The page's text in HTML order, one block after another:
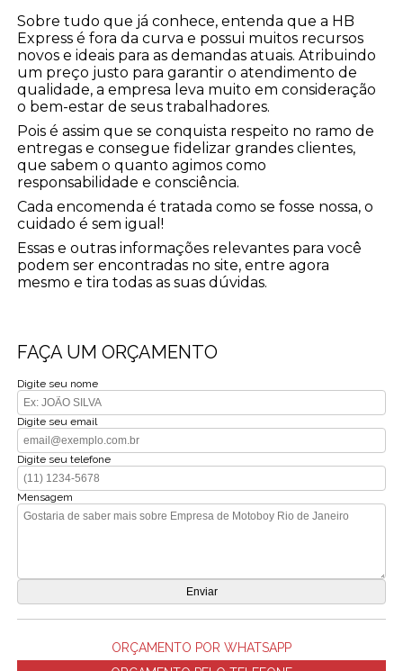
Sobre tudo que já conhece, entenda que a HB
Express é fora da curva e possui muitos recursos
novos e ideais para as demandas atuais. Atribuindo
um preço justo para garantir o atendimento de
qualidade, a empresa leva muito em consideração
o bem-estar de seus trabalhadores.
Pois é assim que se conquista respeito no ramo de
entregas e consegue fidelizar grandes clientes,
que sabem o quanto agimos como
responsabilidade e consciência.
Cada encomenda é tratada como se fosse nossa, o
cuidado é sem igual!
Essas e outras informações relevantes para você
podem ser encontradas no site, entre agora
mesmo e tira todas as suas dúvidas.
FAÇA UM ORÇAMENTO
Digite seu nome
Digite seu email
Digite seu telefone
Mensagem
ORÇAMENTO POR WHATSAPP